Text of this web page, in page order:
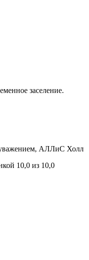
заселение.
АЛЛиС Холл
10,0 из 10,0